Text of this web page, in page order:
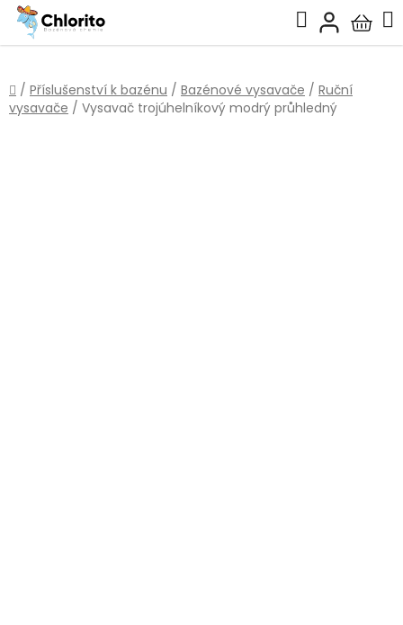
Přejít
obsah
Hledat
košík
Domů
/ Příslušenství k bazénu / Bazénové vysavače / Ruční
vysavače / Vysavač trojúhelníkový modrý průhledný